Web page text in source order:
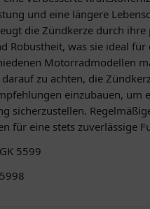
und eine längere
die Zündkerze durch ihre
Robustheit, was sie ideal für
Motorradmodellen
zu achten, die
einzubauen, um
sicherzustellen.
für eine stets zuverlässige
5599